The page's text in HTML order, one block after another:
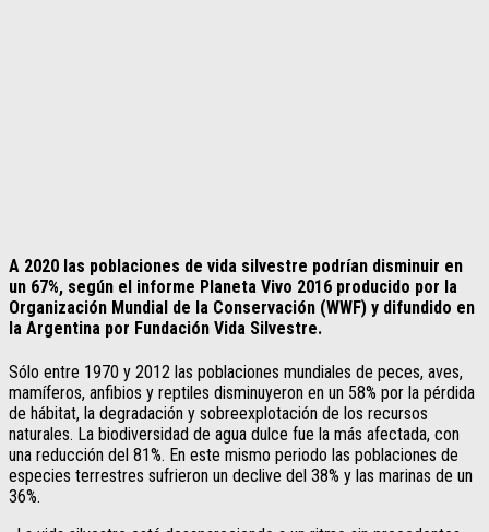
A 2020 las poblaciones de vida silvestre podrían disminuir en
un 67%, según el informe Planeta Vivo 2016 producido por la
Organización Mundial de la Conservación (WWF) y difundido en
la Argentina por Fundación Vida Silvestre.
Sólo entre 1970 y 2012 las poblaciones mundiales de peces, aves,
mamíferos, anfibios y reptiles disminuyeron en un 58% por la pérdida
de hábitat, la degradación y sobreexplotación de los recursos
naturales. La biodiversidad de agua dulce fue la más afectada, con
una reducción del 81%. En este mismo periodo las poblaciones de
especies terrestres sufrieron un declive del 38% y las marinas de un
36%.